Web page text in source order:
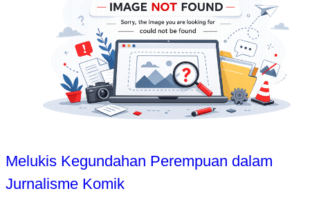
Melukis Kegundahan Perempuan dalam
Jurnalisme Komik